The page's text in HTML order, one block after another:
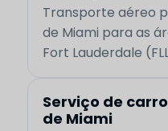
Transporte aéreo
de Miami para as
Fort Lauderdale
Serviço de
de Miami